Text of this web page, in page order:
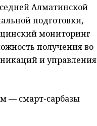
Алматинской
подготовки,
мониторинг
получения во
и управления
— смарт-сарбазы